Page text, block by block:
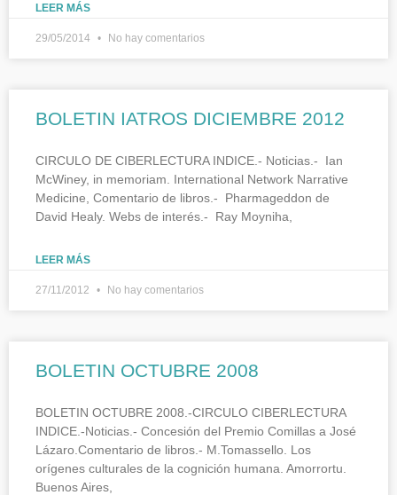
LEER MÁS
29/05/2014 No hay comentarios
BOLETIN IATROS DICIEMBRE 2012
CIRCULO DE CIBERLECTURA INDICE.- Noticias.- Ian
McWiney, in memoriam. International Network Narrative
Medicine, Comentario de libros.- Pharmageddon de
David Healy. Webs de interés.- Ray Moyniha,
LEER MÁS
27/11/2012 No hay comentarios
BOLETIN OCTUBRE 2008
BOLETIN OCTUBRE 2008.-CIRCULO CIBERLECTURA
INDICE.-Noticias.- Concesión del Premio Comillas a José
Lázaro.Comentario de libros.- M.Tomassello. Los
orígenes culturales de la cognición humana. Amorrortu.
Buenos Aires,